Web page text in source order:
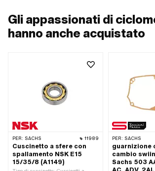
Gli appassionati di
hanno anche acquistato
PER: SACHS 11989
Cuscinetto a sfere con
spallamento NSK E15
15/35/8 (A1149)
PER: SACHS
guarnizione
cambio
Sachs 503